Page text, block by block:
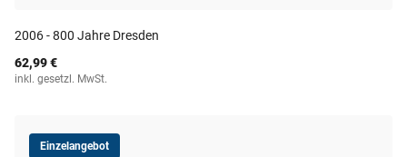
2006 - 800 Jahre Dresden
62,99 €
inkl. gesetzl. MwSt.
Einzelangebot